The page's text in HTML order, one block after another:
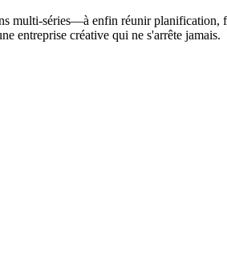
multi-séries—à enfin réunir
entreprise créative qui ne s'arrête jamais.